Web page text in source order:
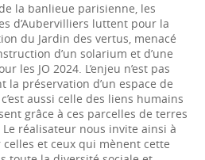
la banlieue parisienne, les
d’Aubervilliers luttent pour la
du Jardin des vertus, menacé
d’un solarium et d’une
les JO 2024. L’enjeu n’est pas
la préservation d’un espace de
aussi celle des liens humains
grâce à ces parcelles de terres
réalisateur nous invite ainsi à
et ceux qui mènent cette